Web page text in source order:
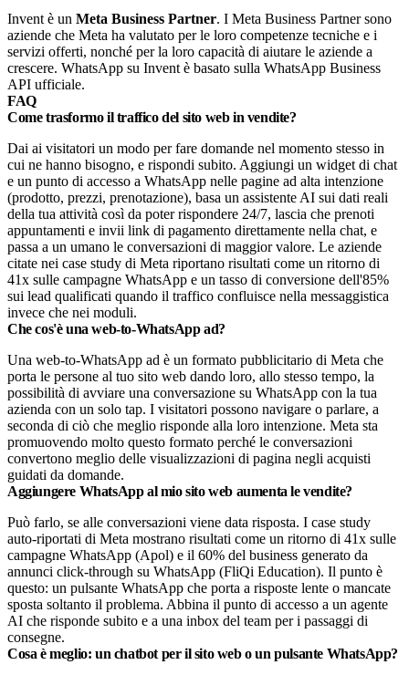
Invent è un Meta Business Partner. I Meta Business Partner sono
aziende che Meta ha valutato per le loro competenze tecniche e i
servizi offerti, nonché per la loro capacità di aiutare le aziende a
crescere. WhatsApp su Invent è basato sulla WhatsApp Business
API ufficiale.
FAQ
Come trasformo il traffico del sito web in vendite?
Dai ai visitatori un modo per fare domande nel momento stesso in
cui ne hanno bisogno, e rispondi subito. Aggiungi un widget di chat
e un punto di accesso a WhatsApp nelle pagine ad alta intenzione
(prodotto, prezzi, prenotazione), basa un assistente AI sui dati reali
della tua attività così da poter rispondere 24/7, lascia che prenoti
appuntamenti e invii link di pagamento direttamente nella chat, e
passa a un umano le conversazioni di maggior valore. Le aziende
citate nei case study di Meta riportano risultati come un ritorno di
41x sulle campagne WhatsApp e un tasso di conversione dell'85%
sui lead qualificati quando il traffico confluisce nella messaggistica
invece che nei moduli.
Che cos'è una web-to-WhatsApp ad?
Una web-to-WhatsApp ad è un formato pubblicitario di Meta che
porta le persone al tuo sito web dando loro, allo stesso tempo, la
possibilità di avviare una conversazione su WhatsApp con la tua
azienda con un solo tap. I visitatori possono navigare o parlare, a
seconda di ciò che meglio risponde alla loro intenzione. Meta sta
promuovendo molto questo formato perché le conversazioni
convertono meglio delle visualizzazioni di pagina negli acquisti
guidati da domande.
Aggiungere WhatsApp al mio sito web aumenta le vendite?
Può farlo, se alle conversazioni viene data risposta. I case study
auto-riportati di Meta mostrano risultati come un ritorno di 41x sulle
campagne WhatsApp (Apol) e il 60% del business generato da
annunci click-through su WhatsApp (FliQi Education). Il punto è
questo: un pulsante WhatsApp che porta a risposte lente o mancate
sposta soltanto il problema. Abbina il punto di accesso a un agente
AI che risponde subito e a una inbox del team per i passaggi di
consegne.
Cosa è meglio: un chatbot per il sito web o un pulsante WhatsApp?